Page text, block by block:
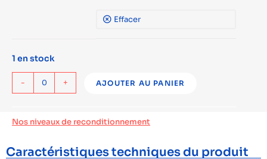
Effacer
1 en stock
- + AJOUTER AU PANIER
Nos niveaux de reconditionnement
Caractéristiques techniques du produit